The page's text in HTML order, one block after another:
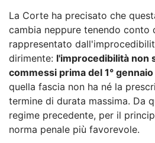
La Corte ha precisato che
cambia neppure tenendo conto
rappresentato
dirimente: l'improcedibilità non
commessi prima del 1°
quella fascia non ha né la
termine di durata massima. Da
regime precedente, per il
norma penale più favorevole.